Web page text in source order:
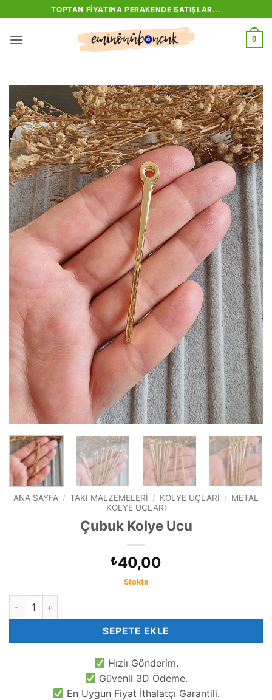
atla
TOPTAN FIYATINA PERAKENDE SATIŞLAR...
0
ANA SAYFA / TAKI MALZEMELERI / KOLYE UÇLARI / METAL
KOLYE UÇLARI
Çubuk Kolye Ucu
₺40,00
Stokta
Çubuk Kolye Ucu adet
SEPETE EKLE
Hızlı Gönderim.
Güvenli 3D Ödeme.
En Uygun Fiyat İthalatçı Garantili.